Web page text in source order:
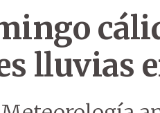
lluvias